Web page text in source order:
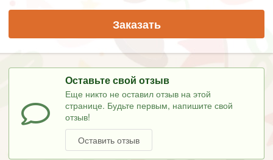
Заказать
Оставьте свой отзыв
Еще никто не оставил отзыв на этой
странице. Будьте первым, напишите свой
отзыв!
Оставить отзыв